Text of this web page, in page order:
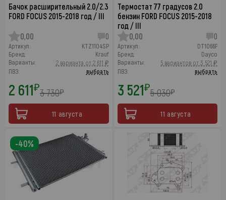
Бачок расширительный 2.0/2.3
FORD FOCUS 2015-2018 год / III
0,00 0
Артикул:
KTZ1104SP
Бренд:
Krauf
Варианты:
2 варианта от 2 611 ₽
ПВЗ:
выбрать
2 611₽3 730₽
11 августа
Термостат 77 градусов 2.0
бензин FORD FOCUS 2015-2018
год / III
0,00
0
Артикул:
DT1066F
Бренд:
Dayco
Варианты:
5 вариантов от 3 521 ₽
ПВЗ:
выбрать
3 521₽5 030₽
11 августа
-40%